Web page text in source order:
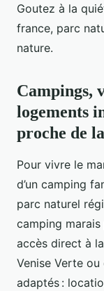
Goutez à la
france, parc
nature.
Campings,
logements
proche de
Pour vivre le
d’un camping
parc naturel
camping marais
accès direct à
Venise Verte
adaptés :